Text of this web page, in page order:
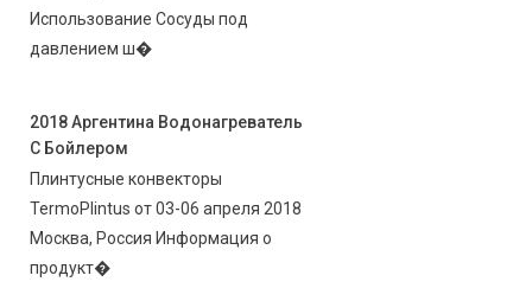
Использование Сосуды под
давлением ш�
2018 Аргентина Водонагреватель
С Бойлером
Плинтусные конвекторы
TermoPlintus от 03-06 апреля 2018
Москва, Россия Информация о
продукт�